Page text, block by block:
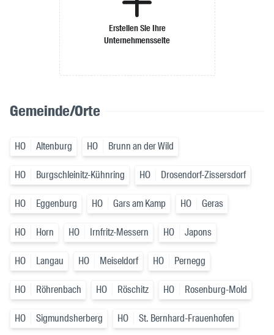
Erstellen Sie Ihre
Unternehmensseite
Gemeinde/Orte
HO Altenburg HO Brunn an der Wild
HO Burgschleinitz-Kühnring HO Drosendorf-Zissersdorf
HO Eggenburg HO Gars am Kamp HO Geras
HO Horn HO Irnfritz-Messern HO Japons
HO Langau HO Meiseldorf HO Pernegg
HO Röhrenbach HO Röschitz HO Rosenburg-Mold
HO Sigmundsherberg HO St. Bernhard-Frauenhofen